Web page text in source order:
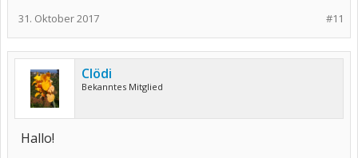
#11
31. Oktober 2017
Clödi
Bekanntes Mitglied
Hallo!